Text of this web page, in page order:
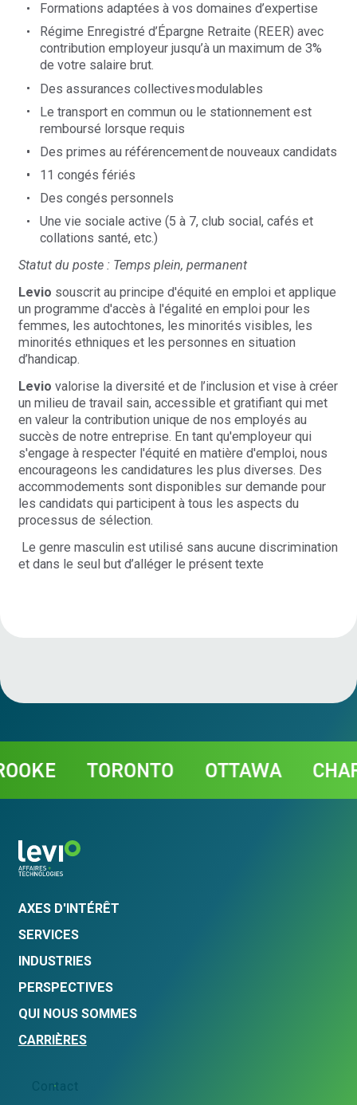
Formations adaptées à vos domaines d’expertise
Régime Enregistré d’Épargne Retraite (REER) avec
contribution employeur jusqu’à un maximum de 3%
de votre salaire brut.
Des assurances collectives modulables
Le transport en commun ou le stationnement est
remboursé lorsque requis
Des primes au référencement de nouveaux candidats
11 congés fériés
Des congés personnels
Une vie sociale active (5 à 7, club social, cafés et
collations santé, etc.)
Statut du poste : Temps plein, permanent
Levio souscrit au principe d'équité en emploi et applique
un programme d'accès à l'égalité en emploi pour les
femmes, les autochtones, les minorités visibles, les
minorités ethniques et les personnes en situation
d’handicap.
Levio valorise la diversité et de l’inclusion et vise à créer
un milieu de travail sain, accessible et gratifiant qui met
en valeur la contribution unique de nos employés au
succès de notre entreprise. En tant qu'employeur qui
s'engage à respecter l'équité en matière d'emploi, nous
encourageons les candidatures les plus diverses. Des
accommodements sont disponibles sur demande pour
les candidats qui participent à tous les aspects du
processus de sélection.
Le genre masculin est utilisé sans aucune discrimination
et dans le seul but d’alléger le présent texte
TORONTO OTTAWA
AXES D'INTÉRÊT
SERVICES
INDUSTRIES
PERSPECTIVES
QUI NOUS SOMMES
CARRIÈRES
Contact